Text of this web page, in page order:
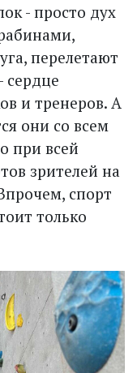
- просто дух
перелетают
серд­це
и тренеров. А
они со всем
при всей
зрителей на
спорт
только